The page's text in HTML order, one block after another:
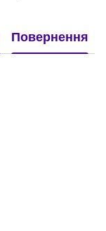
Повернення